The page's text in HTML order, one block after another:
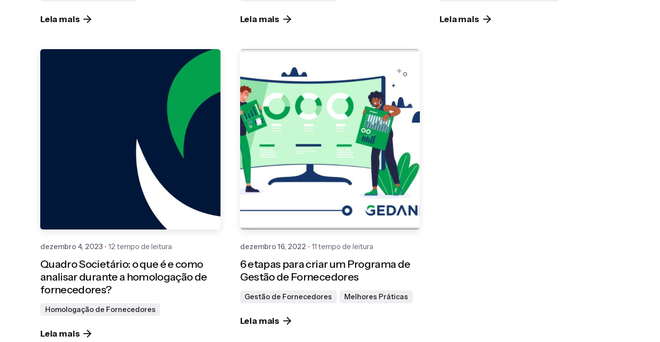
Leia mais Leia mais Leia mais
Publicado por
dezembro 4, 2023 12 tempo de leitura
Quadro Societário: o que é e como
analisar durante a homologação de
fornecedores?
Homologação de Fornecedores
Leia mais
Publicado por
dezembro 16, 2022 11 tempo de leitura
6 etapas para criar um Programa de
Gestão de Fornecedores
Gestão de Fornecedores Melhores Práticas
Leia mais